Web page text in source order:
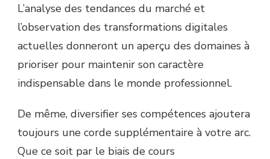
L’analyse des tendances du marché et
l’observation des transformations digitales
actuelles donneront un aperçu des domaines à
prioriser pour maintenir son caractère
indispensable dans le monde professionnel.
De même, diversifier ses compétences ajoutera
toujours une corde supplémentaire à votre arc.
Que ce soit par le biais de cours